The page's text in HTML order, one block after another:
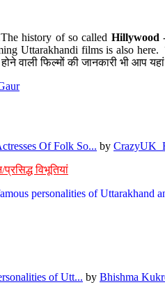
history of so called Hillywood
Uttarakhandi films is also here.
वाली फिल्मों की जानकारी भी आप
Of Folk So... by
विभूतियां
personalities of Uttarakhand
of Utt... by Bhishma